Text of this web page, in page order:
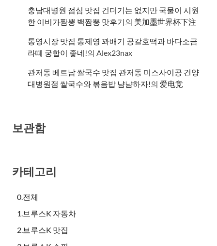
충남대병원 점심 맛집 건더기는 없지만 국물이 시원
한 이비가짬뽕 백짬뽕 맛후기의 美加墨世界杯下注
통영시장 맛집 통제영 꽈배기 공갈호떡과 바다소금
라떼 궁합이 좋네!의 Alex23nax
관저동 베트남 쌀국수 맛집 관저동 미스사이공 건양
대병원점 쌀국수와 볶음밥 냠냠하자!의 爱电竞
보관함
카테고리
0.전체
1.브루스K 자동차
2.브루스K 맛집